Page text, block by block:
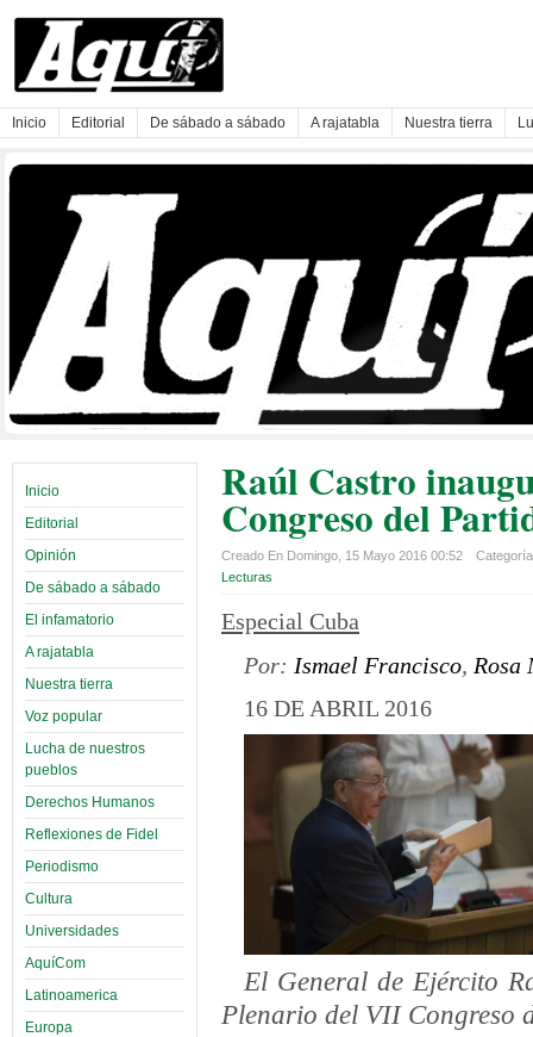
Inicio Editorial De sábado a sábado A rajatabla Nuestra tierra
Inicio
Editorial
Opinión
De sábado a sábado
El infamatorio
A rajatabla
Nuestra tierra
Voz popular
Lucha de nuestros
pueblos
Derechos Humanos
Reflexiones de Fidel
Periodismo
Cultura
Universidades
AquíCom
Latinoamerica
Europa
Raúl Castro
Congreso del
Creado En Domingo, 15 Mayo 2016 00:52
Lecturas
Especial Cuba
Por: Ismael Francisco, Rosa
16 DE ABRIL 2016
El General de Ejército
Plenario del VII Congreso